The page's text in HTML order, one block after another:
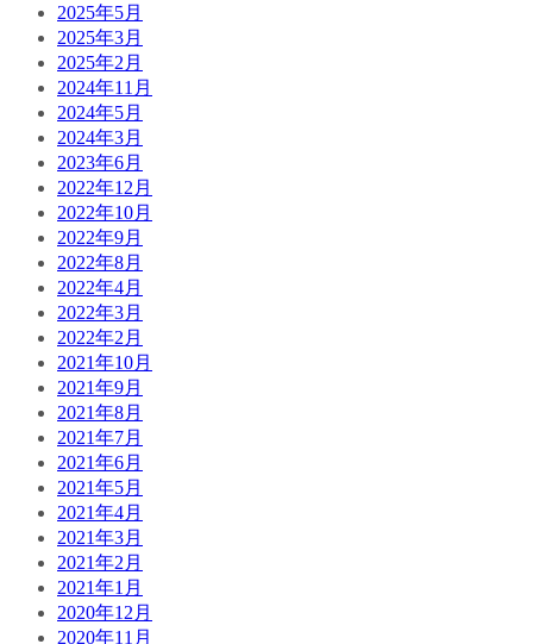
2025年5月
2025年3月
2025年2月
2024年11月
2024年5月
2024年3月
2023年6月
2022年12月
2022年10月
2022年9月
2022年8月
2022年4月
2022年3月
2022年2月
2021年10月
2021年9月
2021年8月
2021年7月
2021年6月
2021年5月
2021年4月
2021年3月
2021年2月
2021年1月
2020年12月
2020年11月